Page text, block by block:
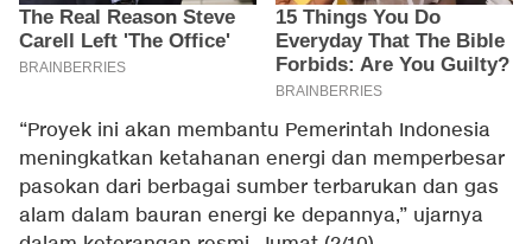
“Proyek ini akan membantu Pemerintah Indonesia
meningkatkan ketahanan energi dan memperbesar
pasokan dari berbagai sumber terbarukan dan gas
alam dalam bauran energi ke depannya,” ujarnya